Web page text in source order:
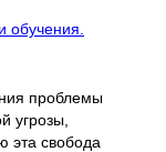
обучения.
проблемы
угрозы,
эта свобода